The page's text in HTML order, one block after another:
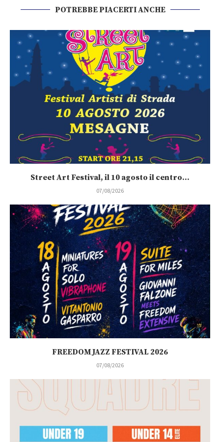
POTREBBE PIACERTI ANCHE
Street Art Festival, il 10 agosto il centro...
07/08/2026
FREEDOM JAZZ FESTIVAL 2026
07/08/2026